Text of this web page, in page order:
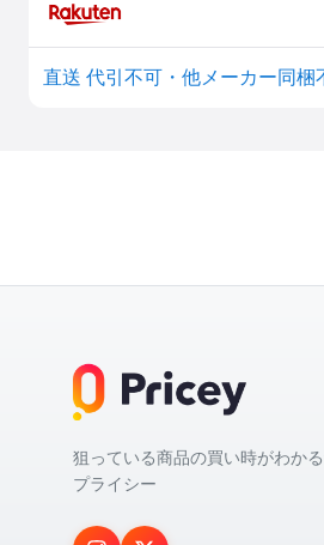
直送 代引不可・他メーカー同
狙っている商品の買い時がわか
プライシー